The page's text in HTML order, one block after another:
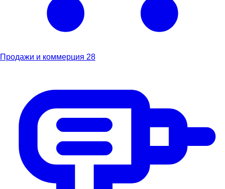
Продажи и коммерция 28